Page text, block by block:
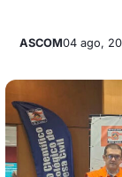
ASCOM04 ago,